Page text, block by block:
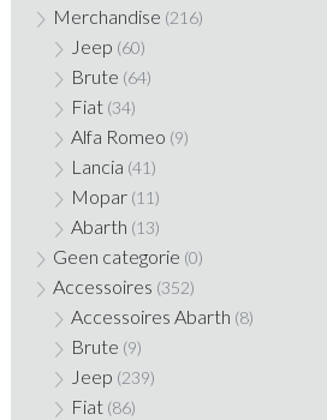
Merchandise (216)
Jeep (60)
Brute (64)
Fiat (34)
Alfa Romeo (9)
Lancia (41)
Mopar (11)
Abarth (13)
Geen categorie (0)
Accessoires (352)
Accessoires Abarth (8)
Brute (9)
Jeep (239)
Fiat (86)